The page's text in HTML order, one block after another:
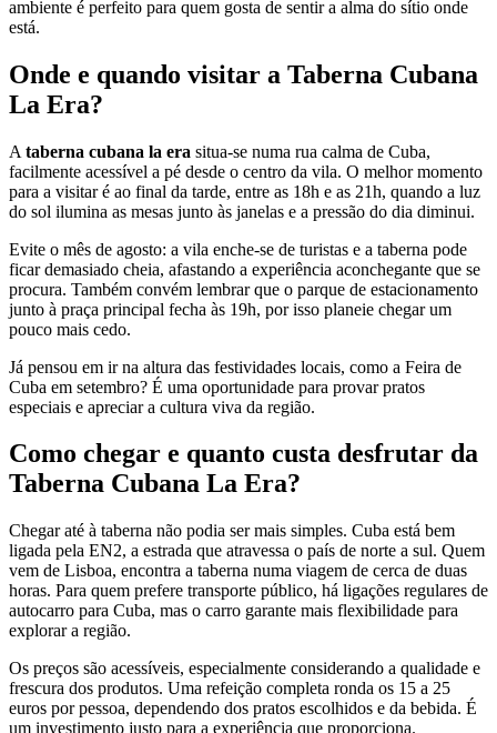
ambiente é perfeito para quem gosta de sentir a alma do sítio onde
está.
Onde e quando visitar a Taberna Cubana
La Era?
A taberna cubana la era situa-se numa rua calma de Cuba,
facilmente acessível a pé desde o centro da vila. O melhor momento
para a visitar é ao final da tarde, entre as 18h e as 21h, quando a luz
do sol ilumina as mesas junto às janelas e a pressão do dia diminui.
Evite o mês de agosto: a vila enche-se de turistas e a taberna pode
ficar demasiado cheia, afastando a experiência aconchegante que se
procura. Também convém lembrar que o parque de estacionamento
junto à praça principal fecha às 19h, por isso planeie chegar um
pouco mais cedo.
Já pensou em ir na altura das festividades locais, como a Feira de
Cuba em setembro? É uma oportunidade para provar pratos
especiais e apreciar a cultura viva da região.
Como chegar e quanto custa desfrutar da
Taberna Cubana La Era?
Chegar até à taberna não podia ser mais simples. Cuba está bem
ligada pela EN2, a estrada que atravessa o país de norte a sul. Quem
vem de Lisboa, encontra a taberna numa viagem de cerca de duas
horas. Para quem prefere transporte público, há ligações regulares de
autocarro para Cuba, mas o carro garante mais flexibilidade para
explorar a região.
Os preços são acessíveis, especialmente considerando a qualidade e
frescura dos produtos. Uma refeição completa ronda os 15 a 25
euros por pessoa, dependendo dos pratos escolhidos e da bebida. É
um investimento justo para a experiência que proporciona.